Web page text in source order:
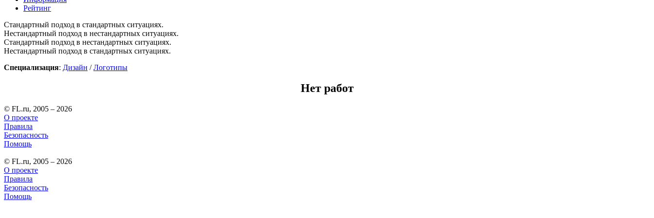
Рейтинг
Стандартный подход в стандартных ситуациях.
Нестандартный подход в нестандартных ситуациях.
Стандартный подход в нестандартных ситуациях.
Нестандартный подход в стандартных ситуациях.
Специализация: Дизайн /Логотипы
Нет работ
© FL.ru, 2005 – 2026
О проекте
Правила
Безопасность
Помощь
© FL.ru, 2005 – 2026
О проекте
Правила
Безопасность
Помощь